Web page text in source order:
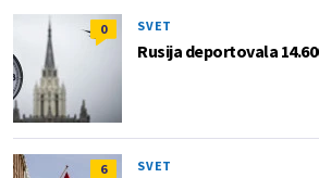
0 SVET
Rusija deportovala
6 SVET